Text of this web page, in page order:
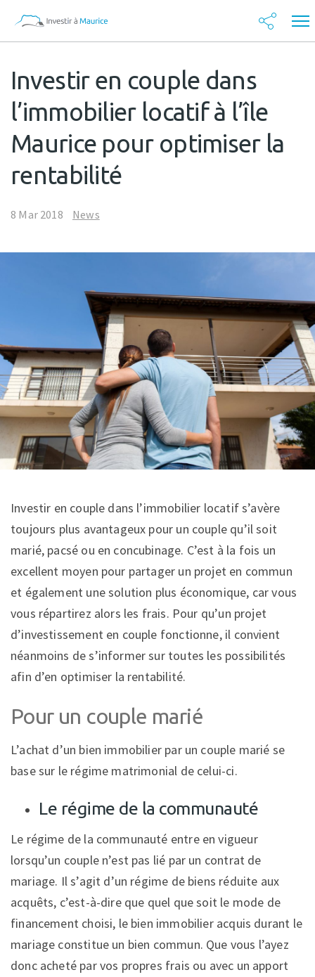
Investir en couple dans
l’immobilier locatif à l’île
Maurice pour optimiser la
rentabilité
8 Mar 2018 News
Investir en couple dans l’immobilier locatif s’avère
toujours plus avantageux pour un couple qu’il soit
marié, pacsé ou en concubinage. C’est à la fois un
excellent moyen pour partager un projet en commun
et également une solution plus économique, car vous
vous répartirez alors les frais. Pour qu’un projet
d’investissement en couple fonctionne, il convient
néanmoins de s’informer sur toutes les possibilités
afin d’en optimiser la rentabilité.
Pour un couple marié
L’achat d’un bien immobilier par un couple marié se
base sur le régime matrimonial de celui-ci.
Le régime de la communauté
Le régime de la communauté entre en vigueur
lorsqu’un couple n’est pas lié par un contrat de
mariage. Il s’agit d’un régime de biens réduite aux
acquêts, c’est-à-dire que quel que soit le mode de
financement choisi, le bien immobilier acquis durant le
mariage constitue un bien commun. Que vous l’ayez
donc acheté par vos propres frais ou avec un apport